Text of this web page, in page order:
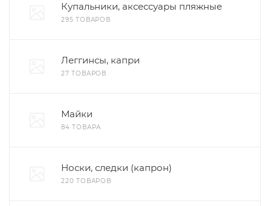
Купальники, аксессуары пляжные
295 ТОВАРОВ
Леггинсы, капри
27 ТОВАРОВ
Майки
84 ТОВАРА
Носки, следки (капрон)
220 ТОВАРОВ